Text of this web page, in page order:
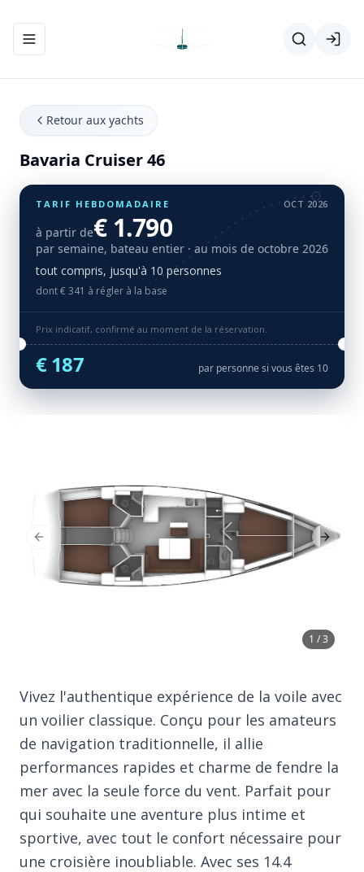
Ouvrir/fermer le menu de navigation
Retour aux yachts
Bavaria Cruiser 46
TARIF HEBDOMADAIRE OCT 2026
à partir de€ 1.790
par semaine, bateau entier · au mois de octobre 2026
tout compris, jusqu'à 10 personnes
dont € 341 à régler à la base
Prix indicatif, confirmé au moment de la réservation.
€ 187 par personne si vous êtes 10
1 / 3
Previous Slide Next
Vivez l'authentique expérience de la voile avec
un voilier classique. Conçu pour les amateurs
de navigation traditionnelle, il allie
performances rapides et charme de fendre la
mer avec la seule force du vent. Parfait pour
qui souhaite une aventure plus intime et
sportive, avec tout le confort nécessaire pour
une croisière inoubliable. Avec ses 14.4